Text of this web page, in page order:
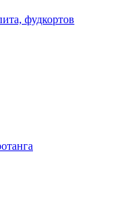
фудкортов